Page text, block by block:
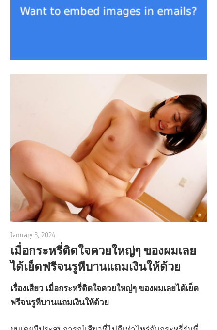
January 3, 2024
เมื่อกระหรี่ติดใจควยใหญ่ๆ ของผมเลย
ได้เย็ดฟรีจนรูหีบานแถมเงินให้ด้วย
เรื่องเสียว เมื่อกระหรี่ติดใจควยใหญ่ๆ ของผมเลยได้เย็ด
ฟรีจนรูหีบานแถมเงินให้ด้วย